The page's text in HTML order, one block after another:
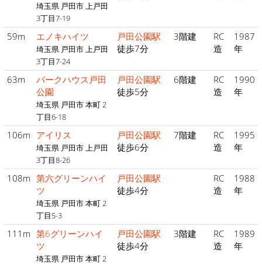
埼玉県 戸田市 上戸田
3丁目7-19
59m エノキハイツ
埼玉県 戸田市 上戸田
3丁目7-24
戸田公園駅
徒歩7分
3階建
RC
造
1987
年
63m
パークハウス戸田
公園
埼玉県 戸田市 本町 2
丁目6-18
戸田公園駅
徒歩5分
6階建
RC
造
1990
年
106m アイリス
埼玉県 戸田市 上戸田
3丁目8-26
戸田公園駅
徒歩6分
7階建
RC
造
1995
年
108m 第六グリーンハイ
ツ
埼玉県 戸田市 本町 2
丁目5-3
戸田公園駅
徒歩4分
RC
造
1988
年
111m 第6グリーンハイ
ツ
埼玉県 戸田市 本町 2
戸田公園駅
徒歩4分
3階建
RC
造
1989
年